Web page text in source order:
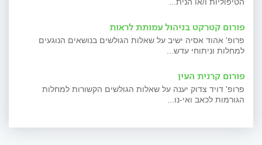
הטיפוליות ו/או הנית...
פורום קטרקט בניהול עמותת לראות
פרופ' אהוד אסיה ישיב על שאלות הגולשים בנושאים הנוגעים
למחלות וניתוחי עדש...
פורום קרנית העין
פרופ' דויד צדוק יענה על שאלות הגולשים הקשורות למחלות
הגורמות לכאב ואי-נו...